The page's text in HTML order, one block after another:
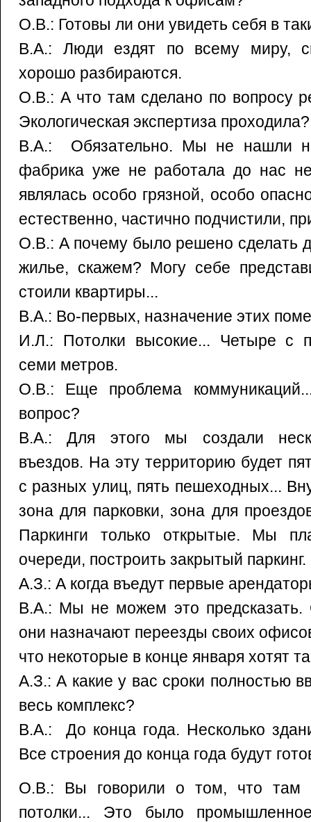
О.В.: Готовы ли они увидеть себя в
В.А.: Люди ездят по всему миру,
хорошо разбираются.
О.В.: А что там сделано по вопросу
Экологическая экспертиза проходила?
В.А.: Обязательно. Мы не нашли
фабрика уже не работала до нас
являлась особо грязной, особо
естественно, частично подчистили,
О.В.: А почему было решено сделать
жилье, скажем? Могу себе
стоили квартиры...
В.А.: Во-первых, назначение этих
И.Л.: Потолки высокие... Четыре с
семи метров.
О.В.: Еще проблема
вопрос?
В.А.: Для этого мы создали
въездов. На эту территорию будет
с разных улиц, пять пешеходных...
зона для парковки, зона для
Паркинги только открытые. Мы
очереди, построить закрытый паркинг.
А.З.: А когда въедут первые
В.А.: Мы не можем это предсказать.
они назначают переезды своих
что некоторые в конце января хотят
А.З.: А какие у вас сроки полностью
весь комплекс?
В.А.: До конца года. Несколько
Все строения до конца года будут
О.В.: Вы говорили о том, что там
потолки... Это было